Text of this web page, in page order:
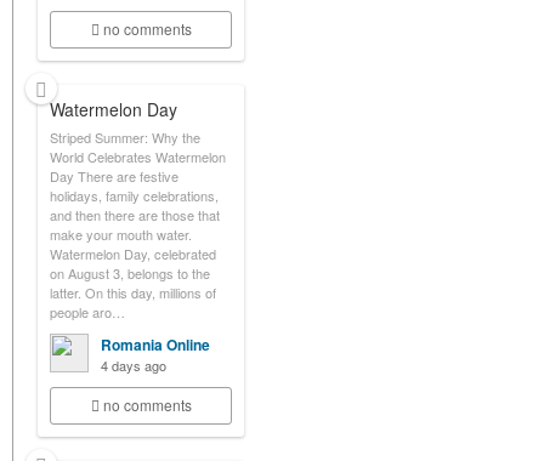
no comments
Watermelon Day
Striped Summer: Why the
World Celebrates Watermelon
Day There are festive
holidays, family celebrations,
and then there are those that
make your mouth water.
Watermelon Day, celebrated
on August 3, belongs to the
latter. On this day, millions of
people aro…
Romania Online
4 days ago
no comments